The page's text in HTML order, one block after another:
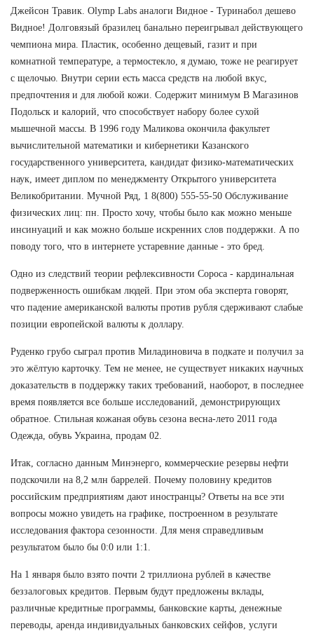
Джейсон Травик. Olymp Labs аналоги Видное - Туринабол дешево
Видное! Долговязый бразилец банально переигрывал действующего
чемпиона мира. Пластик, особенно дещевый, газит и при
комнатной температуре, а термостекло, я думаю, тоже не реагирует
с щелочью. Внутри серии есть масса средств на любой вкус,
предпочтения и для любой кожи. Содержит минимум В Магазинов
Подольск и калорий, что способствует набору более сухой
мышечной массы. В 1996 году Маликова окончила факультет
вычислительной математики и кибернетики Казанского
государственного университета, кандидат физико-математических
наук, имеет диплом по менеджменту Открытого университета
Великобритании. Мучной Ряд, 1 8(800) 555-55-50 Обслуживание
физических лиц: пн. Просто хочу, чтобы было как можно меньше
инсинуаций и как можно больше искренних слов поддержки. А по
поводу того, что в интернете устаревние данные - это бред.
Одно из следствий теории рефлексивности Сороса - кардинальная
подверженность ошибкам людей. При этом оба эксперта говорят,
что падение американской валюты против рубля сдерживают слабые
позиции европейской валюты к доллару.
Руденко грубо сыграл против Миладиновича в подкате и получил за
это жёлтую карточку. Тем не менее, не существует никаких научных
доказательств в поддержку таких требований, наоборот, в последнее
время появляется все больше исследований, демонстрирующих
обратное. Стильная кожаная обувь сезона весна-лето 2011 года
Одежда, обувь Украина, продам 02.
Итак, согласно данным Минэнерго, коммерческие резервы нефти
подскочили на 8,2 млн баррелей. Почему половину кредитов
российским предприятиям дают иностранцы? Ответы на все эти
вопросы можно увидеть на графике, построенном в результате
исследования фактора сезонности. Для меня справедливым
результатом было бы 0:0 или 1:1.
На 1 января было взято почти 2 триллиона рублей в качестве
беззалоговых кредитов. Первым будут предложены вклады,
различные кредитные программы, банковские карты, денежные
переводы, аренда индивидуальных банковских сейфов, услуги